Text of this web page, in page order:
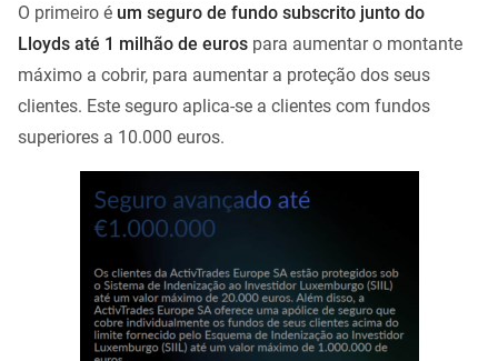
O primeiro é um seguro de fundo subscrito junto do
Lloyds até 1 milhão de euros para aumentar o montante
máximo a cobrir, para aumentar a proteção dos seus
clientes. Este seguro aplica-se a clientes com fundos
superiores a 10.000 euros.